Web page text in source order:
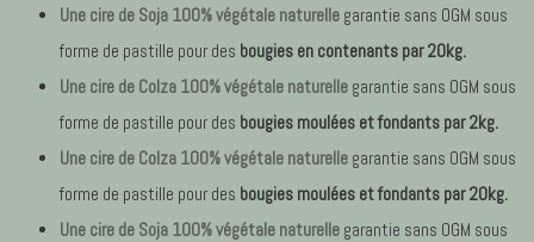
Une cire de Soja 100% végétale naturelle garantie sans OGM sous
forme de pastille pour des bougies en contenants par 20kg.
Une cire de Colza 100% végétale naturelle garantie sans OGM sous
forme de pastille pour des bougies moulées et fondants par 2kg.
Une cire de Colza 100% végétale naturelle garantie sans OGM sous
forme de pastille pour des bougies moulées et fondants par 20kg.
Une cire de Soja 100% végétale naturelle garantie sans OGM sous